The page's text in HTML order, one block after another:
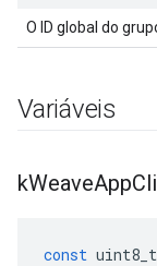
O ID global do
Variáveis
kWeaveApp
const uint8_t